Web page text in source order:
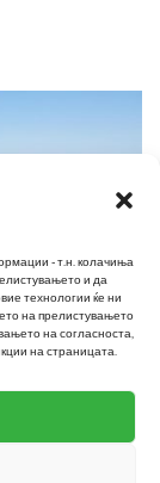
- т.н. колачиња
и да
технологии ќе ни
на прелистувањето
на согласноста,
на страницата.
од плажа